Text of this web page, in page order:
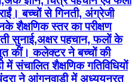
बच्चों से गिनती, अंग्रेजी
शैक्षणिक स्तर का परीक्षण
सुनाई,अक्षर पहचान, फलों के
कीं। कलेक्टर ने बच्चों की
संचालित शैक्षणिक गतिविधियों
ने आंगनवाड़ी में अध्ययनरत